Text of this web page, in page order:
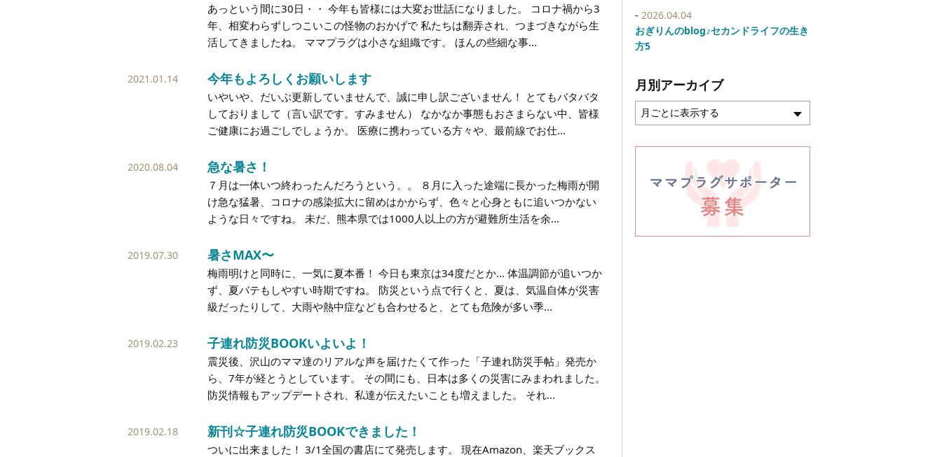
あっという間に30日・・ 今年も皆様には大変お世話になりました。 コロナ禍から3
年、相変わらずしつこいこの怪物のおかげで 私たちは翻弄され、つまづきながら生
活してきましたね。 ママプラグは小さな組織です。 ほんの些細な事...
2021.01.14 今年もよろしくお願いします
いやいや、だいぶ更新していませんで、誠に申し訳ございません！ とてもバタバタ
しておりまして（言い訳です。すみません） なかなか事態もおさまらない中、皆様
ご健康にお過ごしでしょうか。 医療に携わっている方々や、最前線でお仕...
2020.08.04 急な暑さ！
７月は一体いつ終わったんだろうという。。 ８月に入った途端に長かった梅雨が開
け急な猛暑、コロナの感染拡大に留めはかからず、色々と心身ともに追いつかない
ような日々ですね。 未だ、熊本県では1000人以上の方が避難所生活を余...
2019.07.30 暑さMAX〜
梅雨明けと同時に、一気に夏本番！ 今日も東京は34度だとか… 体温調節が追いつか
ず、夏バテもしやすい時期ですね。 防災という点で行くと、夏は、気温自体が災害
級だったりして、大雨や熱中症なども合わせると、とても危険が多い季...
2019.02.23 子連れ防災BOOKいよいよ！
震災後、沢山のママ達のリアルな声を届けたくて作った「子連れ防災手帖」発売か
ら、7年が経とうとしています。 その間にも、日本は多くの災害にみまわれました。
防災情報もアップデートされ、私達が伝えたいことも増えました。 それ...
2019.02.18 新刊☆子連れ防災BOOKできました！
ついに出来ました！ 3/1全国の書店にて発売します。 現在Amazon、楽天ブックス
2026.04.04
おぎりんのblog♪セカンドライフの生き
方5
月別アーカイブ